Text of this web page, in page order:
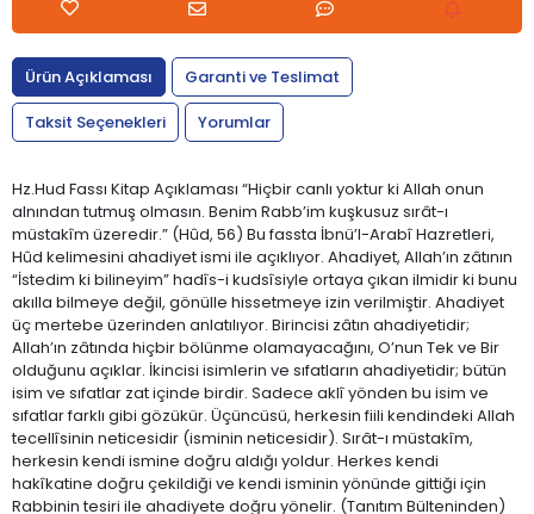
Ürün Açıklaması
Garanti ve Teslimat
Taksit Seçenekleri
Yorumlar
Hz.Hud Fassı Kitap Açıklaması “Hiçbir canlı yoktur ki Allah onun
alnından tutmuş olmasın. Benim Rabb’im kuşkusuz sırât-ı
müstakîm üzeredir.” (Hûd, 56) Bu fassta İbnü’l-Arabî Hazretleri,
Hûd kelimesini ahadiyet ismi ile açıklıyor. Ahadiyet, Allah’ın zâtının
“İstedim ki bilineyim” hadîs-i kudsîsiyle ortaya çıkan ilmidir ki bunu
akılla bilmeye değil, gönülle hissetmeye izin verilmiştir. Ahadiyet
üç mertebe üzerinden anlatılıyor. Birincisi zâtın ahadiyetidir;
Allah’ın zâtında hiçbir bölünme olamayacağını, O’nun Tek ve Bir
olduğunu açıklar. İkincisi isimlerin ve sıfatların ahadiyetidir; bütün
isim ve sıfatlar zat içinde birdir. Sadece aklî yönden bu isim ve
sıfatlar farklı gibi gözükür. Üçüncüsü, herkesin fiili kendindeki Allah
tecellîsinin neticesidir (isminin neticesidir). Sırât-ı müstakîm,
herkesin kendi ismine doğru aldığı yoldur. Herkes kendi
hakîkatine doğru çekildiği ve kendi isminin yönünde gittiği için
Rabbinin tesiri ile ahadiyete doğru yönelir. (Tanıtım Bülteninden)